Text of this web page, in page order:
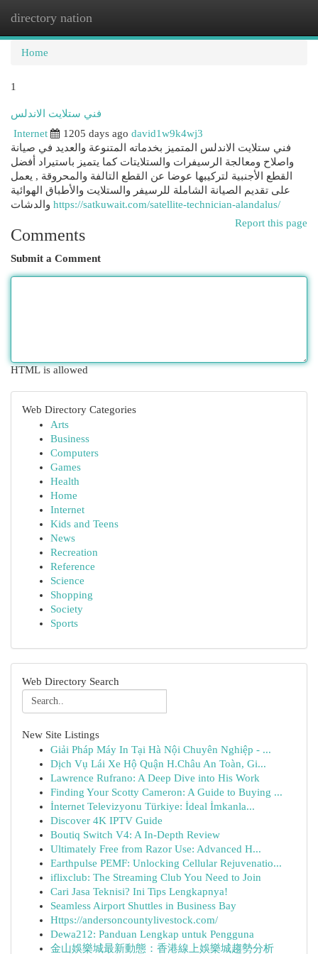
directory nation
Home
1
فني ستلايت الاندلس
Internet
1205 days ago david1w9k4wj3
فني ستلايت الاندلس المتميز بخدماته المتنوعة والعديد في صيانة
واصلاح ومعالجة الرسيفرات والستلايتات كما يتميز باستيراد أفضل
القطع الأجنبية لتركيبها عوضا عن القطع التالفة والمحروقة , يعمل
على تقديم الصيانة الشاملة للرسيفر والستلايت والأطباق الهوائية
https://satkuwait.com/satellite-technician-alandalus/
Report this page
Comments
Submit a Comment
HTML is allowed
Web Directory Categories
Arts
Business
Computers
Games
Health
Home
Internet
Kids and Teens
News
Recreation
Reference
Science
Shopping
Society
Sports
Web Directory Search
New Site Listings
Giải Pháp Máy In Tại Hà Nội Chuyên Nghiệp - ...
Dịch Vụ Lái Xe Hộ Quận H.Châu An Toàn, Gi...
Lawrence Rufrano: A Deep Dive into His Work
Finding Your Scotty Cameron: A Guide to Buying ...
İnternet Televizyonu Türkiye: İdeal İmkanla...
Discover 4K IPTV Guide
Boutiq Switch V4: A In-Depth Review
Ultimately Free from Razor Use: Advanced H...
Earthpulse PEMF: Unlocking Cellular Rejuvenatio...
iflixclub: The Streaming Club You Need to Join
Cari Jasa Teknisi? Ini Tips Lengkapnya!
Seamless Airport Shuttles in Business Bay
Https://andersoncountylivestock.com/
Dewa212: Panduan Lengkap untuk Pengguna
金山娛樂城最新動態：香港線上娛樂城趨勢分析